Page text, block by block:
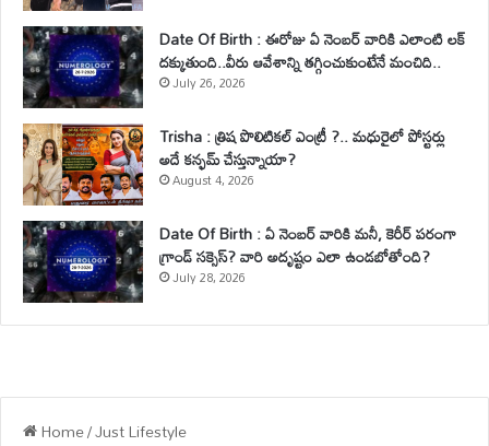
Date Of Birth : ఈరోజు ఏ నెంబర్ వారికి ఎలాంటి లక్
దక్కుతుంది..వీరు ఆవేశాన్ని తగ్గించుకుంటేనే మంచిది..
July 26, 2026
Trisha : త్రిష పొలిటికల్ ఎంట్రీ ?.. మధురైలో పోస్టర్లు
అదే కన్ఫమ్ చేస్తున్నాయా?
August 4, 2026
Date Of Birth : ఏ నెంబర్ వారికి మనీ, కెరీర్ పరంగా
గ్రాండ్ సక్సెస్? వారి అదృష్టం ఎలా ఉండబోతోంది?
July 28, 2026